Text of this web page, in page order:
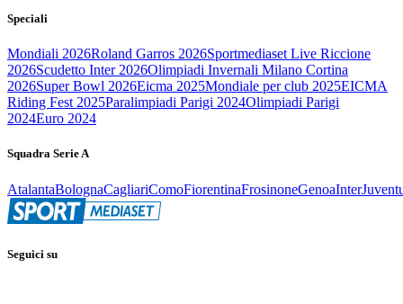
Speciali
Mondiali 2026Roland Garros 2026Sportmediaset Live Riccione
2026Scudetto Inter 2026Olimpiadi Invernali Milano Cortina
2026Super Bowl 2026Eicma 2025Mondiale per club 2025EICMA
Riding Fest 2025Paralimpiadi Parigi 2024Olimpiadi Parigi
2024Euro 2024
Squadra Serie A
AtalantaBolognaCagliariComoFiorentinaFrosinoneGenoaInter
Seguici su